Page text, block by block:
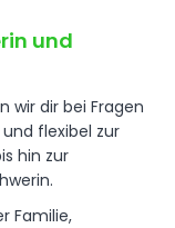
und
wir dir bei Fragen
flexibel zur
hin zur
Familie,